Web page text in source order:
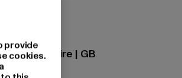
Lancashire | GB
provide
cookies.